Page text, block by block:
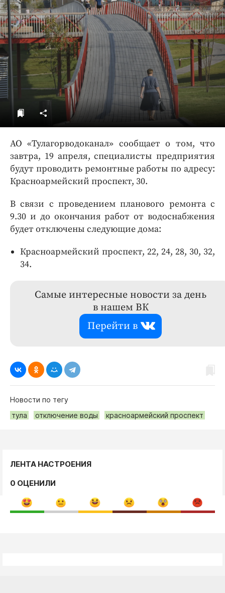
ДоброЦентр
Голодный шпион
АО «Тулагорводоканал» сообщает о том, что
завтра, 19 апреля, специалисты предприятия
будут проводить ремонтные работы по адресу:
Красноармейский проспект, 30.
В связи с проведением планового ремонта с
9.30 и до окончания работ от водоснабжения
будет отключены следующие дома:
Красноармейский проспект, 22, 24, 28, 30, 32,
34.
Самые интересные новости за день
в нашем ВК
Перейти в
Новости по тегу
тула
отключение воды красноармейский проспект
ЛЕНТА НАСТРОЕНИЯ
0 ОЦЕНИЛИ